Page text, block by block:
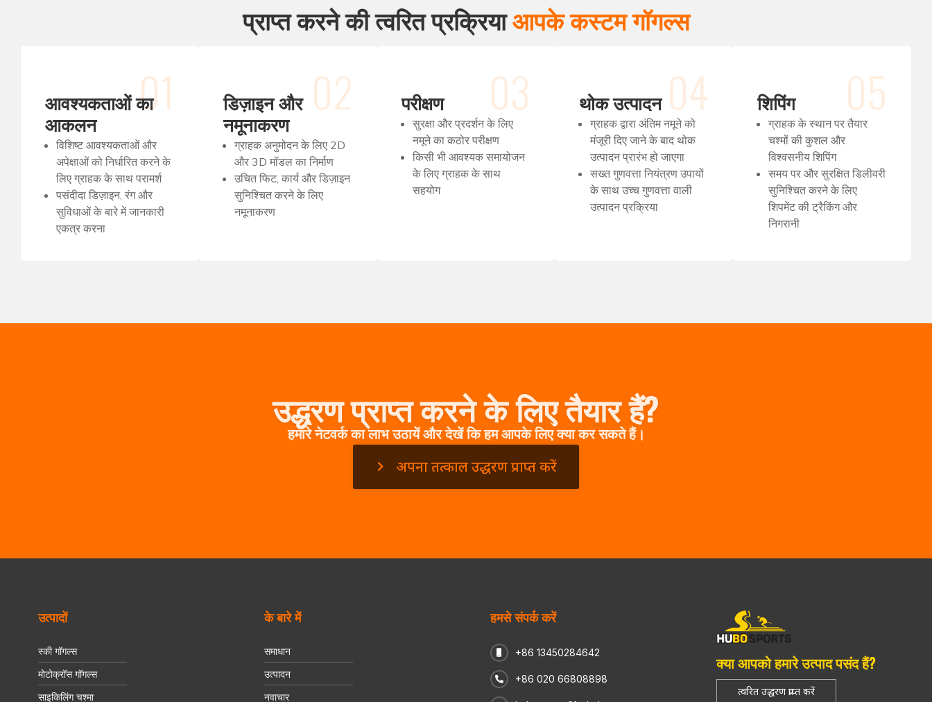
प्राप्त करने की त्वरित प्रक्रियाआपके कस्टम गॉगल्स
01
आवश्यकताओं का
आकलन
विशिष्ट आवश्यकताओं और
अपेक्षाओं को निर्धारित करने के
लिए ग्राहक के साथ परामर्श
पसंदीदा डिज़ाइन, रंग और
सुविधाओं के बारे में जानकारी
एकत्र करना
02
डिज़ाइन और
नमूनाकरण
ग्राहक अनुमोदन के लिए 2D
और 3D मॉडल का निर्माण
उचित फिट, कार्य और डिज़ाइन
सुनिश्चित करने के लिए
नमूनाकरण
03
परीक्षण
सुरक्षा और प्रदर्शन के लिए
नमूने का कठोर परीक्षण
किसी भी आवश्यक समायोजन
के लिए ग्राहक के साथ
सहयोग
04
थोक उत्पादन
ग्राहक द्वारा अंतिम नमूने को
मंजूरी दिए जाने के बाद थोक
उत्पादन प्रारंभ हो जाएगा
सख्त गुणवत्ता नियंत्रण उपायों
के साथ उच्च गुणवत्ता वाली
उत्पादन प्रक्रिया
05
शिपिंग
ग्राहक के स्थान पर तैयार
चश्मों की कुशल और
विश्वसनीय शिपिंग
समय पर और सुरक्षित डिलीवरी
सुनिश्चित करने के लिए
शिपमेंट की ट्रैकिंग और
निगरानी
उद्धरण प्राप्त करने के लिए तैयार हैं?
हमारे नेटवर्क का लाभ उठायें और देखें कि हम आपके लिए क्या कर सकते हैं।
अपना तत्काल उद्धरण प्राप्त करें
उत्पादों
स्की गॉगल्स
मोटोक्रॉस गॉगल्स
साइकिलिंग चश्मा
के बारे में
समाधान
उत्पादन
नवाचार
हमसे संपर्क करें
+86 13450284642
+86 020 66808898
क्या आपको हमारे उत्पाद पसंद हैं?
त्वरित उद्धरण प्राप्त करें